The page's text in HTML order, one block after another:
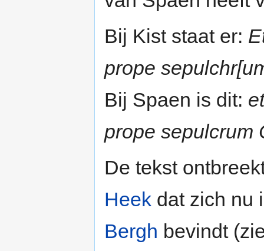
Bij Kist staat er:
prope
Bij Spaen is dit:
prope sepulcrum
De tekst
Heek dat zich nu
Bergh bevindt